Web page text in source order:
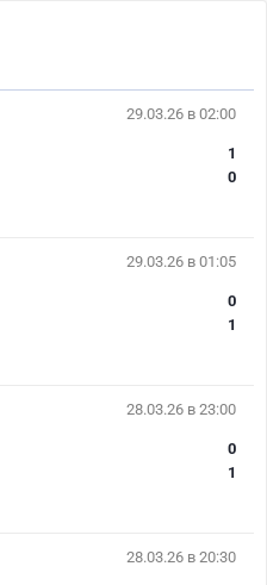
29.03.26 в 02:00
1
0
29.03.26 в 01:05
0
1
28.03.26 в 23:00
0
1
28.03.26 в 20:30